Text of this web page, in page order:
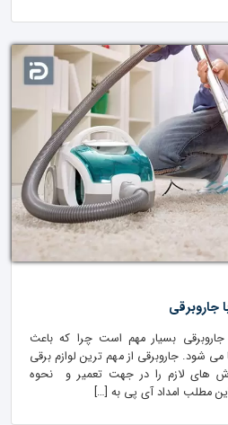
بسیار مهم است چرا که باعث
شود. جاروبرقی از مهم ترین لوازم برقی
های لازم را در جهت تعمیر و نحوه
این مطلب امداد آی پی به […]